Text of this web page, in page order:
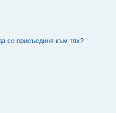
се присъединя към тях?